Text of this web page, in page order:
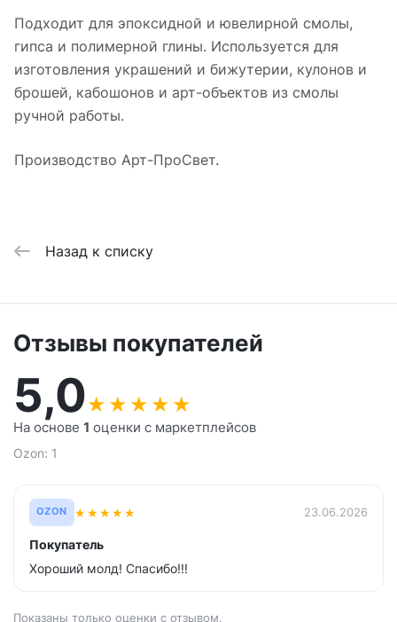
Подходит для эпоксидной и ювелирной смолы,
гипса и полимерной глины. Используется для
изготовления украшений и бижутерии, кулонов и
брошей, кабошонов и арт-объектов из смолы
ручной работы.
Производство Арт-ПроСвет.
Назад к списку
Отзывы покупателей
5,0★ ★ ★ ★ ★
На основе 1 оценки с маркетплейсов
Ozon: 1
OZON ★★★★★ 23.06.2026
Покупатель
Хороший молд! Спасибо!!!
Показаны только оценки с отзывом.